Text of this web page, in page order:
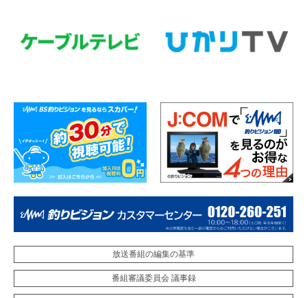
放送番組の編集の基準
番組審議委員会 議事録